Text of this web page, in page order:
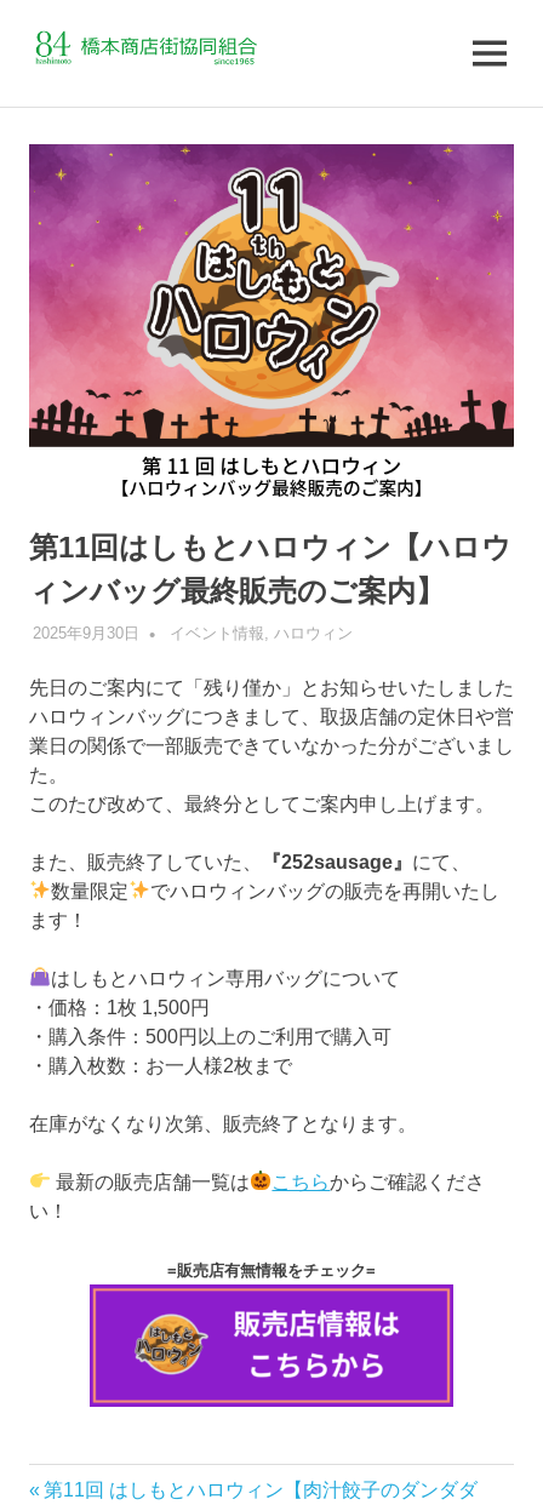
MENU
第11回はしもとハロウィン【ハロウ
ィンバッグ最終販売のご案内】
2025年9月30日 管理者
イベント情報 ハロウィン
先日のご案内にて「残り僅か」とお知らせいたしました
ハロウィンバッグにつきまして、取扱店舗の定休日や営
業日の関係で一部販売できていなかった分がございまし
た。
このたび改めて、最終分としてご案内申し上げます。
また、販売終了していた、 『252sausage』 にて、
数量限定
でハロウィンバッグの販売を再開いたし
ます！
はしもとハロウィン専用バッグについて
・価格：1枚 1,500円
・購入条件：500円以上のご利用で購入可
・購入枚数：お一人様2枚まで
在庫がなくなり次第、販売終了となります。
最新の販売店舗一覧は こちらからご確認くださ
い！
=販売店有無情報をチェック=
前
第11回 はしもとハロウィン【肉汁餃子のダンダダ